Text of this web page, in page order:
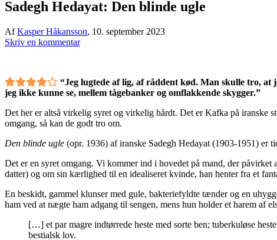
Sadegh Hedayat: Den blinde ugle
AfKasper Håkansson, 10. september 2023
Skriv en kommentar
“Jeg lugtede af lig, af råddent kød. Man skulle tro,
jeg ikke kunne se, mellem tågebanker og omflakkende skygger.”
Det her er altså virkelig syret og virkelig hårdt. Det er Kafka på iranske
omgang, så kan de godt tro om.
Den blinde ugle (opr. 1936) af iranske Sadegh Hedayat (1903-1951) er
Det er en syret omgang. Vi kommer ind i hovedet på mand, der
datter) og om sin kærlighed til en idealiseret kvinde, han henter fra et
En beskidt, gammel klunser med gule, bakteriefyldte tænder og en
ham ved at nægte ham adgang til sengen, mens hun holder et harem af
[…] et par magre indtørrede heste med sorte ben; tuberkuløse
bestialsk lov.